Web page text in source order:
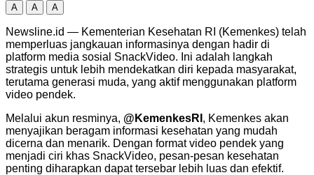
A A A
Newsline.id — Kementerian Kesehatan RI (Kemenkes) telah
memperluas jangkauan informasinya dengan hadir di
platform media sosial SnackVideo. Ini adalah langkah
strategis untuk lebih mendekatkan diri kepada masyarakat,
terutama generasi muda, yang aktif menggunakan platform
video pendek.
Melalui akun resminya, @KemenkesRI , Kemenkes akan
menyajikan beragam informasi kesehatan yang mudah
dicerna dan menarik. Dengan format video pendek yang
menjadi ciri khas SnackVideo, pesan-pesan kesehatan
penting diharapkan dapat tersebar lebih luas dan efektif.